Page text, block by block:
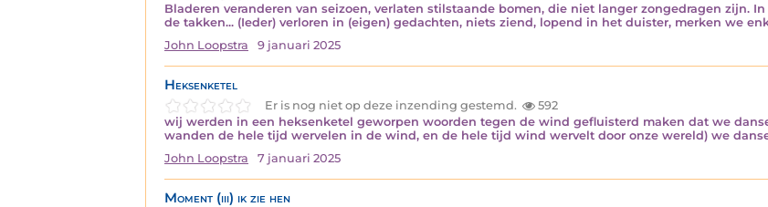
Bladeren veranderen van seizoen, verlaten stilstaande bomen, die niet langer zongedragen zijn.
de takken... (Ieder) verloren in (eigen) gedachten, niets ziend, lopend in het duister, merken we
John Loopstra
9 januari 2025
Heksenketel
Er is nog niet op deze inzending gestemd.
592
wij werden in een heksenketel geworpen woorden tegen de wind gefluisterd maken dat we
wanden de hele tijd wervelen in de wind, en de hele tijd wind wervelt door onze wereld) we
John Loopstra
7 januari 2025
Moment (iii) ik zie hen